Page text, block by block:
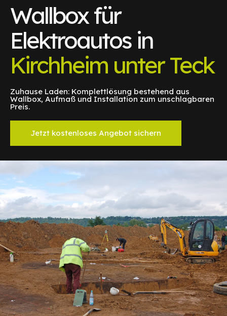
Wallbox für
Elektroautos in
Kirchheim unter Teck
Zuhause Laden: Komplettlösung bestehend aus
Wallbox, Aufmaß und Installation zum unschlagbaren
Preis.
Jetzt kostenloses Angebot sichern